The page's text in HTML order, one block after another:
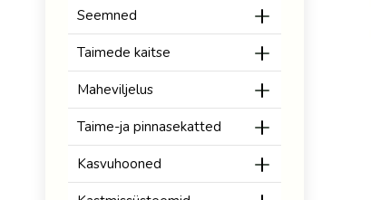
Seemned
Taimede kaitse
Maheviljelus
Taime-ja pinnasekatted
Kasvuhooned